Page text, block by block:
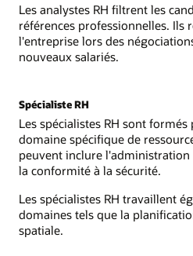
Les analystes RH filtrent les
références professionnelles. Ils
l'entreprise lors des
nouveaux salariés.
Spécialiste RH
Les spécialistes RH sont
domaine spécifique de
peuvent inclure l'administration
la conformité à la sécurité.
Les spécialistes RH travaillent
domaines tels que la
spatiale.